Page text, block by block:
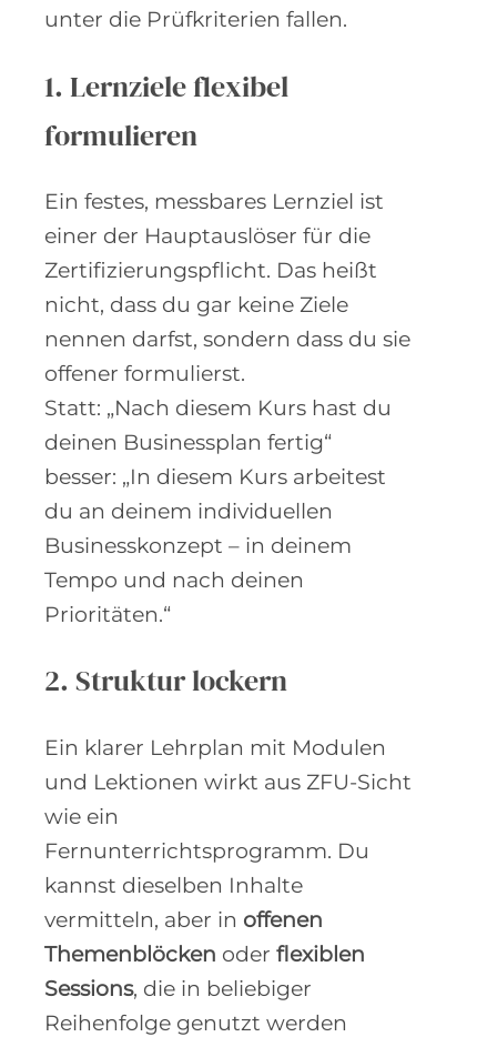
unter die Prüfkriterien fallen.
1. Lernziele flexibel
formulieren
Ein festes, messbares Lernziel ist
einer der Hauptauslöser für die
Zertifizierungspflicht. Das heißt
nicht, dass du gar keine Ziele
nennen darfst, sondern dass du sie
offener formulierst.
Statt: „Nach diesem Kurs hast du
deinen Businessplan fertig“
besser: „In diesem Kurs arbeitest
du an deinem individuellen
Businesskonzept – in deinem
Tempo und nach deinen
Prioritäten.“
2. Struktur lockern
Ein klarer Lehrplan mit Modulen
und Lektionen wirkt aus ZFU-Sicht
wie ein
Fernunterrichtsprogramm. Du
kannst dieselben Inhalte
vermitteln, aber in offenen
Themenblöcken oder flexiblen
Sessions, die in beliebiger
Reihenfolge genutzt werden